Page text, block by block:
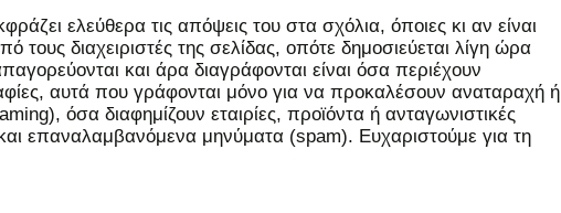
ελεύθερα τις απόψεις του στα σχόλια, όποιες κι αν είναι
τους διαχειριστές της σελίδας, οπότε δημοσιεύεται λίγη ώρα
και άρα διαγράφονται είναι όσα περιέχουν
αυτά που γράφονται μόνο για να προκαλέσουν αναταραχή ή
όσα διαφημίζουν εταιρίες, προϊόντα ή ανταγωνιστικές
επαναλαμβανόμενα μηνύματα (spam). Ευχαριστούμε για τη